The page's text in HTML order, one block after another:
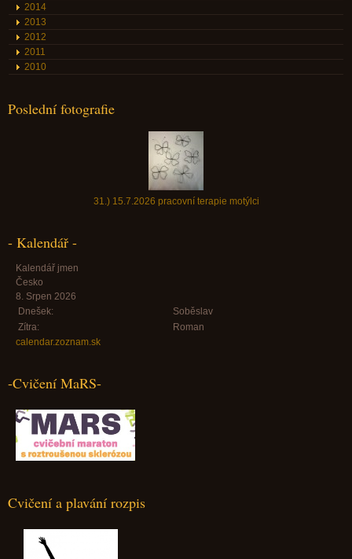
2014
2013
2012
2011
2010
Poslední fotografie
31.) 15.7.2026 pracovní terapie motýlci
- Kalendář -
Kalendář jmen
Česko
8. Srpen 2026
Dnešek:
Soběslav
Zítra:
Roman
calendar.zoznam.sk
-Cvičení MaRS-
Cvičení a plavání rozpis